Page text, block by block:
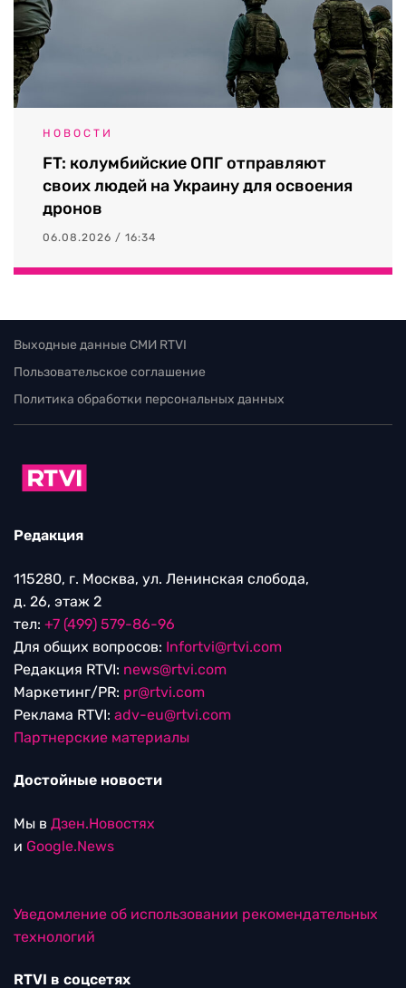
НОВОСТИ
FT: колумбийские ОПГ отправляют
своих людей на Украину для освоения
дронов
06.08.2026 / 16:34
Выходные данные СМИ RTVI
Пользовательское соглашение
Политика обработки персональных данных
Редакция
115280, г. Москва, ул. Ленинская слобода,
д. 26, этаж 2
тел: +7 (499) 579-86-96
Для общих вопросов: Infortvi@rtvi.com
Редакция RTVI: news@rtvi.com
Маркетинг/PR: pr@rtvi.com
Реклама RTVI: adv-eu@rtvi.com
Партнерские материалы
Достойные новости
Мы в Дзен.Новостях
и Google.News
Уведомление об использовании рекомендательных
технологий
RTVI в соцсетях